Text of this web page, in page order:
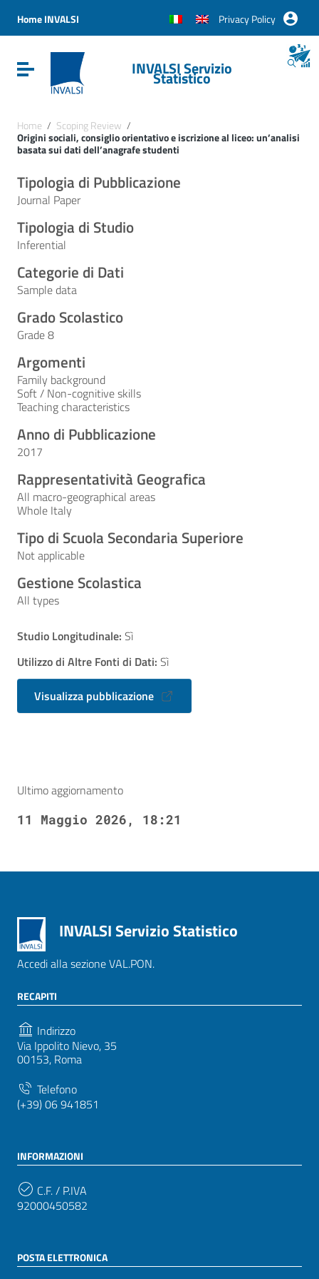
Vai al menu di navigazione
Vai al footer
Home INVALSI Privacy Policy
Attiva / disattiva la navigazioneINVALSI Servizio
Statistico
Home / Scoping Review /
Origini sociali, consiglio orientativo e iscrizione al liceo: un’analisi
basata sui dati dell’anagrafe studenti
Tipologia di Pubblicazione
Journal Paper
Tipologia di Studio
Inferential
Categorie di Dati
Sample data
Grado Scolastico
Grade 8
Argomenti
Family background
Soft / Non-cognitive skills
Teaching characteristics
Anno di Pubblicazione
2017
Rappresentatività Geografica
All macro-geographical areas
Whole Italy
Tipo di Scuola Secondaria Superiore
Not applicable
Gestione Scolastica
All types
Studio Longitudinale: Sì
Utilizzo di Altre Fonti di Dati: Sì
Visualizza pubblicazione
Ultimo aggiornamento
11 Maggio 2026, 18:21
INVALSI Servizio Statistico
Accedi alla sezione VAL.PON.
RECAPITI
Indirizzo
Via Ippolito Nievo, 35
00153, Roma
Telefono
(+39) 06 941851
INFORMAZIONI
C.F. / P.IVA
92000450582
POSTA ELETTRONICA